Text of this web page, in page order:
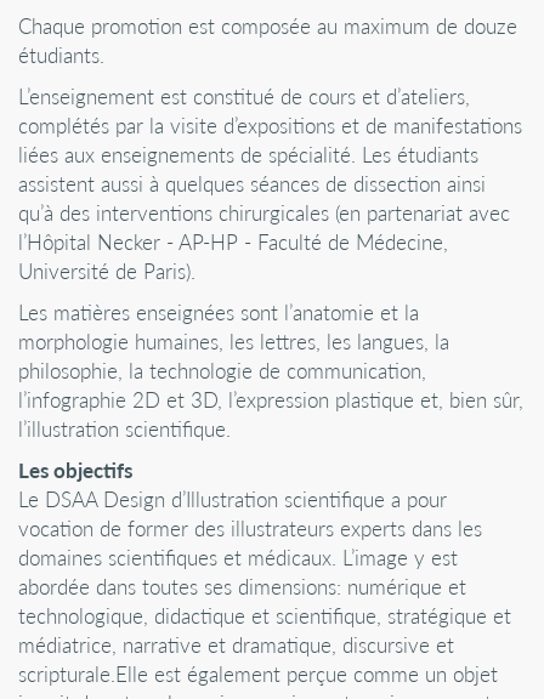
Chaque promotion est composée au maximum de douze
étudiants.
L’enseignement est constitué de cours et d’ateliers,
complétés par la visite d’expositions et de manifestations
liées aux enseignements de spécialité. Les étudiants
assistent aussi à quelques séances de dissection ainsi
qu’à des interventions chirurgicales (en partenariat avec
l’Hôpital Necker - AP-HP - Faculté de Médecine,
Université de Paris).
Les matières enseignées sont l’anatomie et la
morphologie humaines, les lettres, les langues, la
philosophie, la technologie de communication,
l’infographie 2D et 3D, l’expression plastique et, bien sûr,
l’illustration scientifique.
Les objectifs
Le DSAA Design d’Illustration scientifique a pour
vocation de former des illustrateurs experts dans les
domaines scientifiques et médicaux. L’image y est
abordée dans toutes ses dimensions: numérique et
technologique, didactique et scientifique, stratégique et
médiatrice, narrative et dramatique, discursive et
scripturale.Elle est également perçue comme un objet